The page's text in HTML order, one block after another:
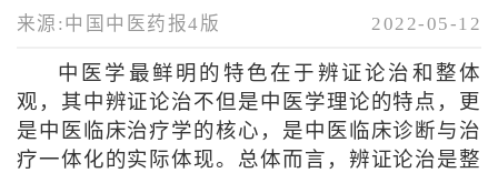
来源:中国中医药报4版 2022-05-12
中医学最鲜明的特色在于辨证论治和整体
观，其中辨证论治不但是中医学理论的特点，更
是中医临床治疗学的核心，是中医临床诊断与治
疗一体化的实际体现。总体而言，辨证论治是整